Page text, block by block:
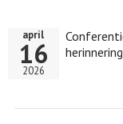
april
16
2026